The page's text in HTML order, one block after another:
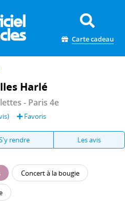
Carte cadeau
Harlé
- Paris 4e
Favoris
rendre Les avis
Concert à la bougie